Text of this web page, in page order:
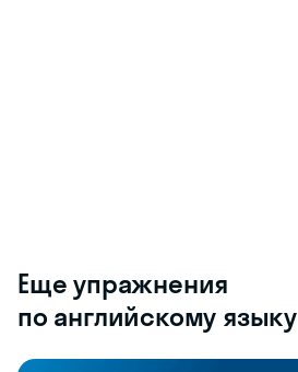
Еще упражнения
по английскому языку